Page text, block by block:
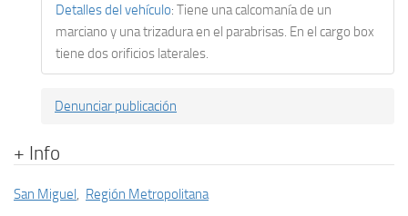
Detalles del vehículo: Tiene una calcomanía de un
marciano y una trizadura en el parabrisas. En el cargo box
tiene dos orificios laterales.
Denunciar publicación
+ Info
San Miguel, Región Metropolitana